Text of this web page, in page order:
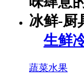
生鲜
蔬菜水果